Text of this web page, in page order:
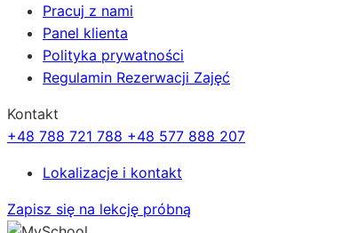
Pracuj z nami
Panel klienta
Polityka prywatności
Regulamin Rezerwacji Zajęć
Kontakt
+48 788 721 788 +48 577 888 207
Lokalizacje i kontakt
Zapisz się na lekcję próbną